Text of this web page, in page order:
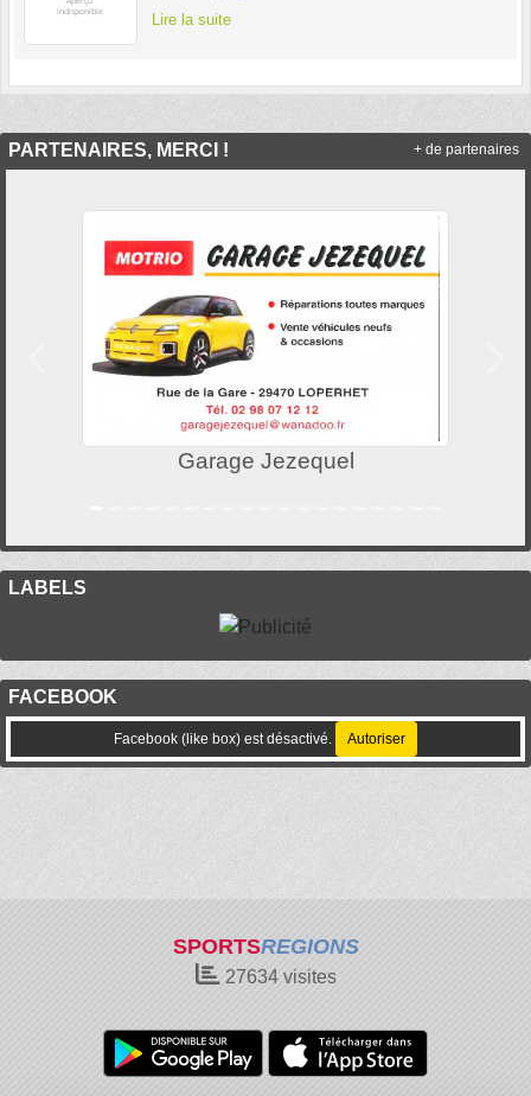
Lire la suite
PARTENAIRES, MERCI !
Garage Jezequel
Précedent
+ de partenaires
LABELS
FACEBOOK
Facebook (like box) est désactivé. Autoriser
SPORTSREGIONS
27634visites